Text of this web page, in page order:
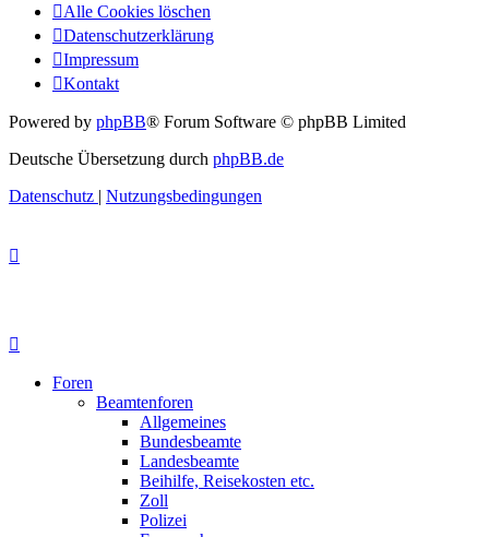
Alle Cookies löschen
Datenschutzerklärung
Impressum
Kontakt
Powered by phpBB® Forum Software © phpBB Limited
Deutsche Übersetzung durch phpBB.de
Datenschutz | Nutzungsbedingungen
Foren
Beamtenforen
Allgemeines
Bundesbeamte
Landesbeamte
Beihilfe, Reisekosten etc.
Zoll
Polizei